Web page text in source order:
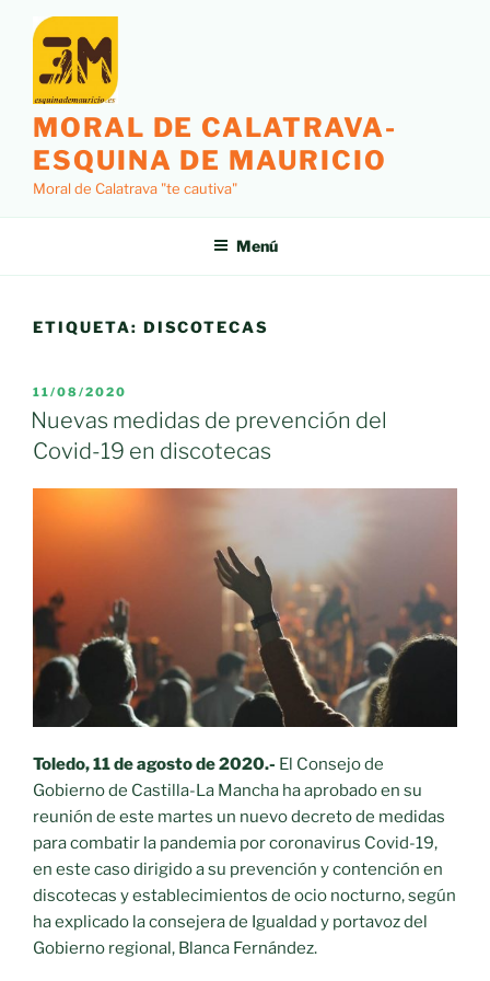
contenido
MORAL DE CALATRAVA-
ESQUINA DE MAURICIO
Moral de Calatrava "te cautiva"
Menú
ETIQUETA: DISCOTECAS
PUBLICADO
EL
11/08/2020
Nuevas medidas de prevención del
Covid-19 en discotecas
Toledo, 11 de agosto de 2020.- El Consejo de
Gobierno de Castilla-La Mancha ha aprobado en su
reunión de este martes un nuevo decreto de medidas
para combatir la pandemia por coronavirus Covid-19,
en este caso dirigido a su prevención y contención en
discotecas y establecimientos de ocio nocturno, según
ha explicado la consejera de Igualdad y portavoz del
Gobierno regional, Blanca Fernández.